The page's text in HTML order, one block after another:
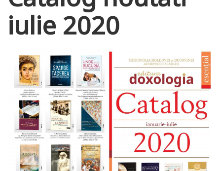
iulie 2020